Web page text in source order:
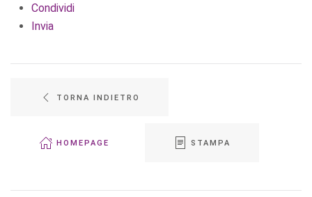
Condividi
Invia
TORNA INDIETRO
HOMEPAGE STAMPA